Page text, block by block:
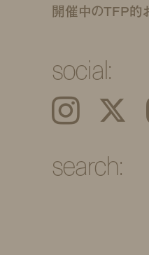
開催中のTFP的
social:
Instagram 𝕏
search: